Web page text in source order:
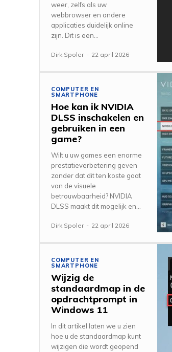
weer, zelfs als uw
webbrowser en andere
applicaties duidelijk online
zijn. Dit is een...
Dirk Spoler - 22 april 2026
COMPUTER EN
SMARTPHONE
Hoe kan ik NVIDIA
DLSS inschakelen en
gebruiken in een
game?
Wilt u uw games een enorme
prestatieverbetering geven
zonder dat dit ten koste gaat
van de visuele
betrouwbaarheid? NVIDIA
DLSS maakt dit mogelijk en...
Dirk Spoler - 22 april 2026
COMPUTER EN
SMARTPHONE
Wijzig de
standaardmap in de
opdrachtprompt in
Windows 11
In dit artikel laten we u zien
hoe u de standaardmap kunt
wijzigen die wordt geopend